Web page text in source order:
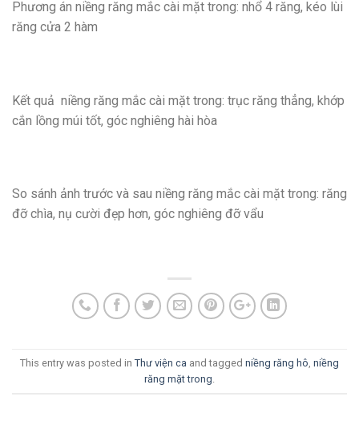
Phương án niềng răng mắc cài mặt trong: nhổ 4 răng, kéo lùi
răng cửa 2 hàm
Kết quả niềng răng mắc cài mặt trong: trục răng thẳng, khớp
cắn lồng múi tốt, góc nghiêng hài hòa
So sánh ảnh trước và sau niềng răng mắc cài mặt trong: răng
đỡ chìa, nụ cười đẹp hơn, góc nghiêng đỡ vẩu
This entry was posted in Thư viện ca and tagged niềng răng hô niềng
răng mặt trong